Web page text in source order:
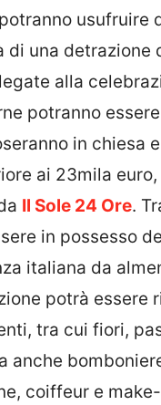
usufruire
di una detrazione
alla
potranno
in chiesa
ai 23mila
Il Sole 24 Ore.
in possesso
italiana da
potrà essere
tra cui fiori,
anche
coiffeur e